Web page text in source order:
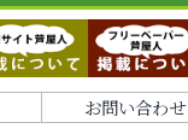
お問い合わせ